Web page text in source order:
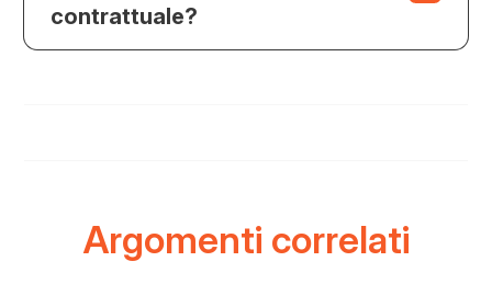
contrattuale?
Argomenti correlati